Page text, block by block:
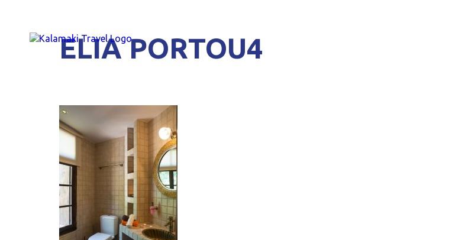
ELIA PORTOU4